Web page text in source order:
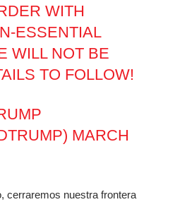
WITH
ESSENTIAL
WILL NOT BE
TO FOLLOW!
MARCH
cerraremos nuestra frontera